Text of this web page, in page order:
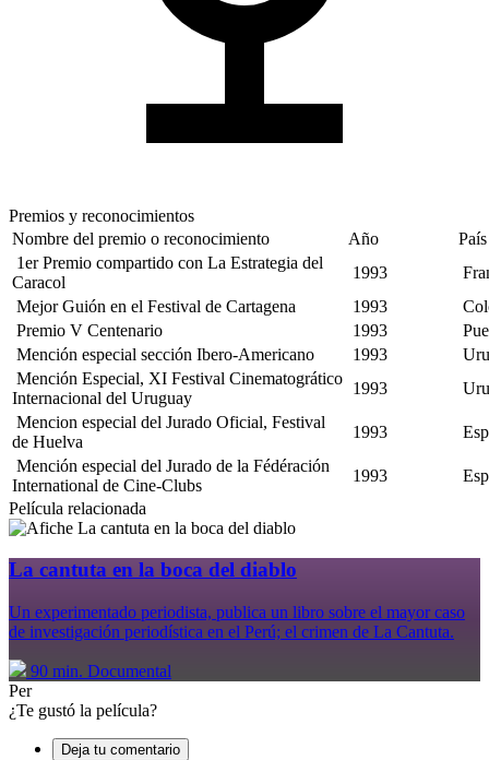
Premios y reconocimientos
Nombre del premio o reconocimiento
Año
País
1er Premio compartido con La Estrategia del
Caracol
1993
Mejor Guión en el Festival de Cartagena
1993
Premio V Centenario
1993
Mención especial sección Ibero-Americano
1993
Mención Especial, XI Festival Cinematogrático
Internacional del Uruguay
1993
Mencion especial del Jurado Oficial, Festival
de Huelva
1993
Mención especial del Jurado de la Fédéración
International de Cine-Clubs
1993
Película relacionada
La cantuta en la boca del diablo
Un experimentado periodista, publica un libro sobre el mayor caso
de investigación periodística en el Perú; el crimen de La Cantuta.
90 min. Documental
Per
¿Te gustó la película?
Deja tu comentario